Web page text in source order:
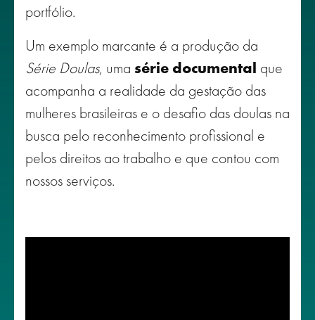
portfólio.
Um exemplo marcante é a produção da
Série Doulas, uma série documental que
acompanha a realidade da gestação das
mulheres brasileiras e o desafio das doulas na
busca pelo reconhecimento profissional e
pelos direitos ao trabalho e que contou com
nossos serviços.